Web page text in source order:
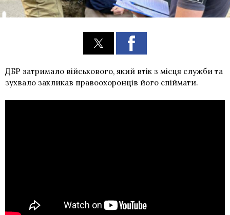
ДБР затримало військового, який втік з місця служби та
зухвало закликав правоохоронців його спіймати.